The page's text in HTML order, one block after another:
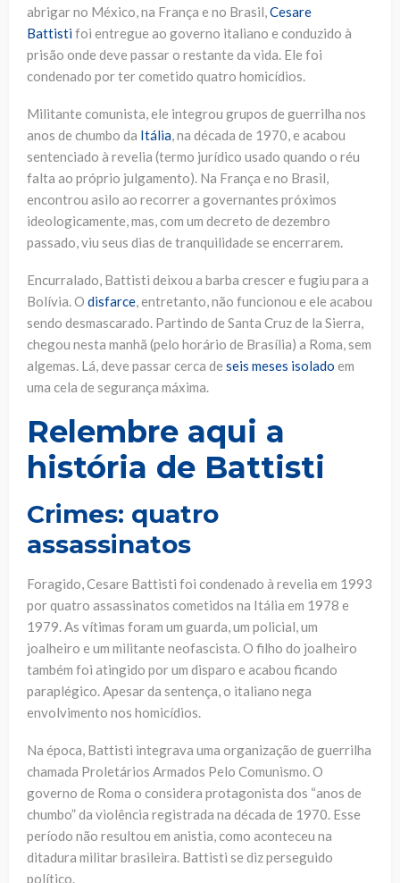
abrigar no México, na França e no Brasil,Cesare
Battistifoi entregue ao governo italiano e conduzido à
prisão onde deve passar o restante da vida. Ele foi
condenado por ter cometido quatro homicídios.
Militante comunista, ele integrou grupos de guerrilha nos
anos de chumbo da Itália, na década de 1970, e acabou
sentenciado à revelia (termo jurídico usado quando o réu
falta ao próprio julgamento). Na França e no Brasil,
encontrou asilo ao recorrer a governantes próximos
ideologicamente, mas, com um decreto de dezembro
passado, viu seus dias de tranquilidade se encerrarem.
Encurralado, Battisti deixou a barba crescer e fugiu para a
Bolívia. O disfarce, entretanto, não funcionou e ele acabou
sendo desmascarado. Partindo de Santa Cruz de la Sierra,
chegou nesta manhã (pelo horário de Brasília) a Roma, sem
algemas. Lá, deve passar cerca de seis meses isolado em
uma cela de segurança máxima.
Relembre aqui a
história de Battisti
Crimes: quatro
assassinatos
Foragido, Cesare Battisti foi condenado à revelia em 1993
por quatro assassinatos cometidos na Itália em 1978 e
1979. As vítimas foram um guarda, um policial, um
joalheiro e um militante neofascista. O filho do joalheiro
também foi atingido por um disparo e acabou ficando
paraplégico. Apesar da sentença, o italiano nega
envolvimento nos homicídios.
Na época, Battisti integrava uma organização de guerrilha
chamada Proletários Armados Pelo Comunismo. O
governo de Roma o considera protagonista dos “anos de
chumbo” da violência registrada na década de 1970. Esse
período não resultou em anistia, como aconteceu na
ditadura militar brasileira. Battisti se diz perseguido
político.